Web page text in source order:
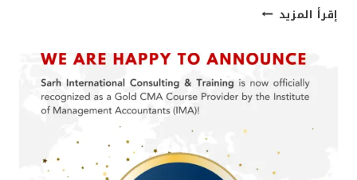
إقرأ المزيد جمعية
مستثمري
GIZ